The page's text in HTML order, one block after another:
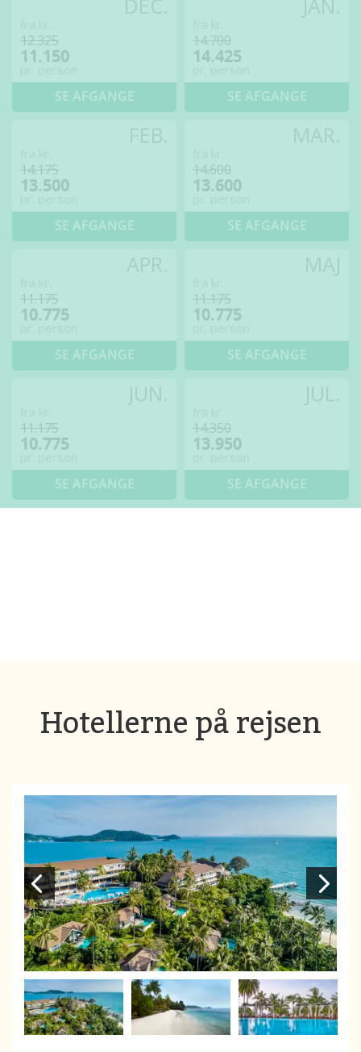
12.325
11.150
SE AFGANGE
14.700
14.425
SE AFGANGE
14.175
13.500
SE AFGANGE
14.600
13.600
SE AFGANGE
11.175
10.775
SE AFGANGE
11.175
10.775
SE AFGANGE
11.175
10.775
SE AFGANGE
14.350
13.950
SE AFGANGE
Hotellerne på rejsen